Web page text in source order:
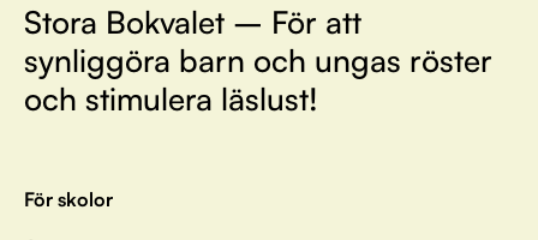
Stora Bokvalet – För att
synliggöra barn och ungas röster
och stimulera läslust!
För skolor